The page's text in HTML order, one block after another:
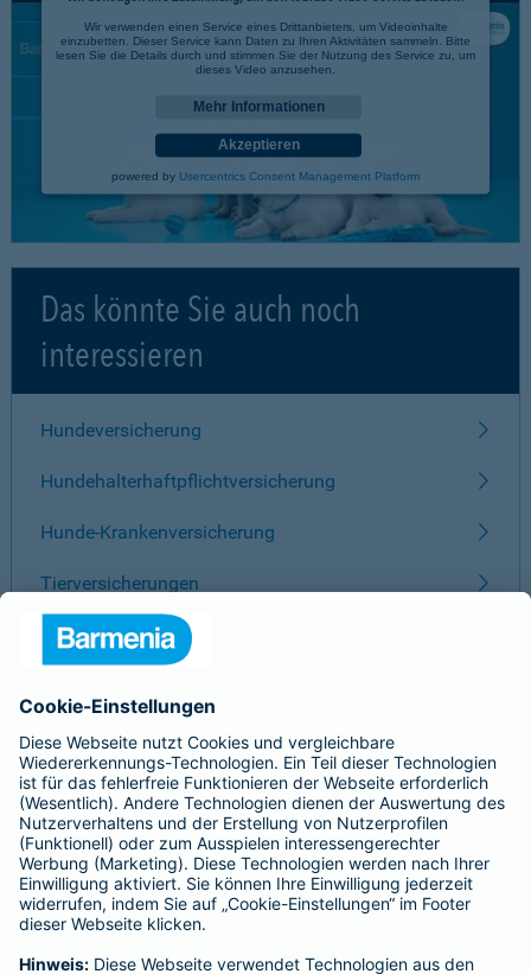
Wir verwenden einen Service eines Drittanbieters, um Videoinhalte
einzubetten. Dieser Service kann Daten zu Ihren Aktivitäten sammeln. Bitte
lesen Sie die Details durch und stimmen Sie der Nutzung des Service zu, um
dieses Video anzusehen.
Mehr Informationen
Akzeptieren
powered by Usercentrics Consent Management Platform
Das könnte Sie auch noch
interessieren
Hundeversicherung
Hundehalterhaftpflichtversicherung
Hunde-Krankenversicherung
Tierversicherungen
ÜBER BARMENIA
Kontakt
Karriere
Presse
Unternehmen
Anfahrt
Affiliate-Partner werden
Barmenia ist Teil der BarmeniaGothaer